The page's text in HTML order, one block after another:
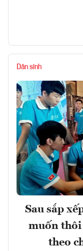
Dân sinh
Sau sắp
muốn thôi
theo